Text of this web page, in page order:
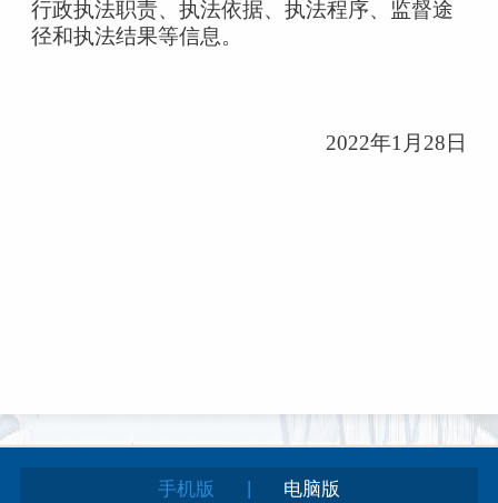
行政执法职责、执法依据、执法程序、监督途
径和执法结果等信息。
2022年1月28日
手机版 电脑版